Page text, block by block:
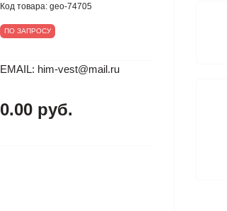
Код товара: geo-74705
ПО ЗАПРОСУ
EMAIL: him-vest@mail.ru
0.00 руб.